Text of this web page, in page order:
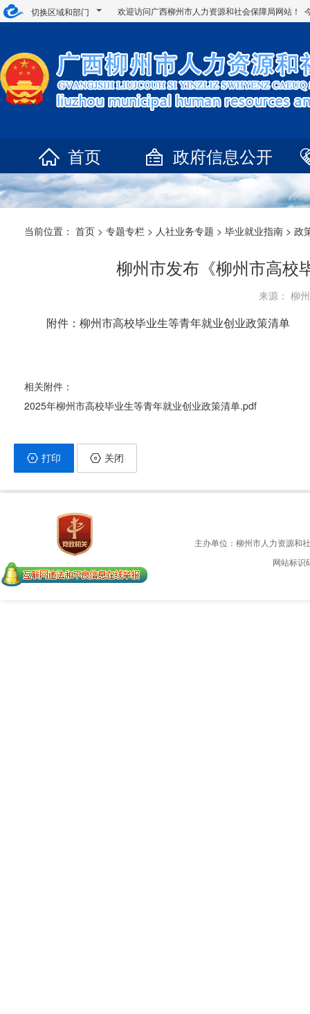
切换区域和部门 欢迎访问广西柳州市人力资源和社会保障局网站！
首页 政府信息公开
当前位置： 首页 > 专题专栏 > 人社业务专题 > 毕业就业指南 > 政
柳州市发布《柳州市高校
来源： 柳
附件：柳州市高校毕业生等青年就业创业政策清单
相关附件：
2025年柳州市高校毕业生等青年就业创业政策清单.pdf
打印 关闭
主办单位：柳州市人力资源和
网站标识